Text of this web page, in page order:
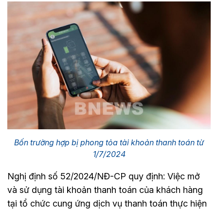
Bốn trường hợp bị phong tỏa tài khoản thanh toán từ
1/7/2024
Nghị định số 52/2024/NĐ-CP quy định: Việc mở
và sử dụng tài khoản thanh toán của khách hàng
tại tổ chức cung ứng dịch vụ thanh toán thực hiện